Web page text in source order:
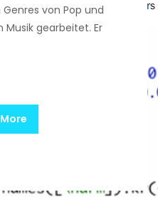
von Pop und
Musik gearbeitet. Er